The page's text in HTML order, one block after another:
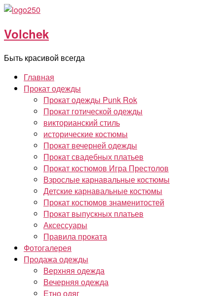
Перейти
содержимому
Volchek
Быть красивой всегда
Главная
Прокат одежды
Прокат одежды Punk Rok
Прокат готической одежды
викторианский стиль
исторические костюмы
Прокат вечерней одежды
Прокат свадебных платьев
Прокат костюмов Игра Престолов
Взрослые карнавальные костюмы
Детские карнавальные костюмы
Прокат костюмов знаменитостей
Прокат выпускных платьев
Аксессуары
Правила проката
Фотогалерея
Продажа одежды
Верхняя одежда
Вечерняя одежда
Етно одяг